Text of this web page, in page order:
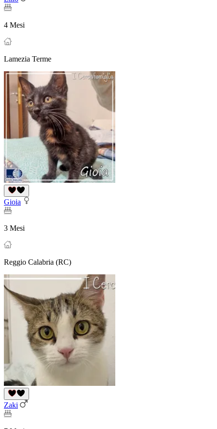
4 Mesi
Lamezia Terme
Gioia
3 Mesi
Reggio Calabria (RC)
Zaki